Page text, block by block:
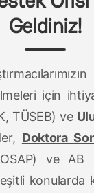
Geldiniz!
için
TÜSEB) ve
Doktora
ve AB
konularda